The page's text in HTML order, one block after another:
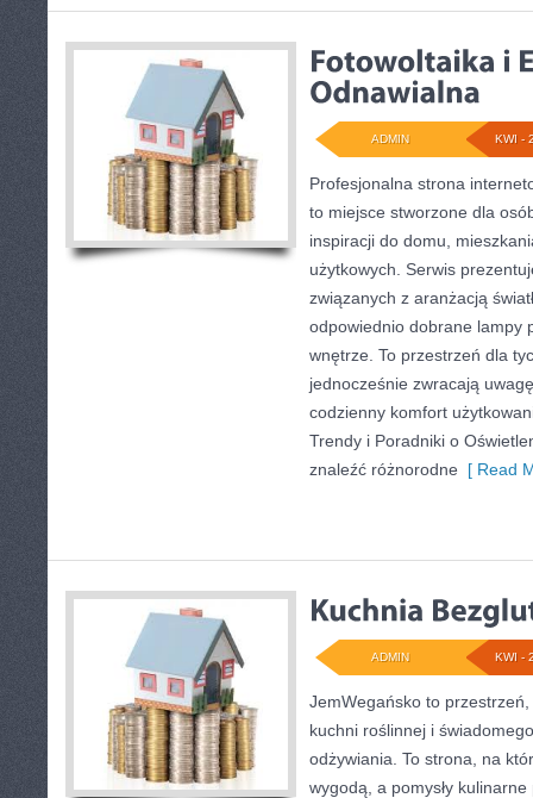
KWI -
ADMIN
Profesjonalna strona
to miejsce stworzone dla
inspiracji do domu,
użytkowych. Serwis
związanych z aranżacją
odpowiednio dobrane lampy
wnętrze. To przestrzeń dla
jednocześnie zwracają
codzienny komfort
Trendy i Poradniki o
znaleźć różnorodne [ Read
KWI -
ADMIN
JemWegańsko to przestrzeń,
kuchni roślinnej i
odżywiania. To strona, na
wygodą, a pomysły